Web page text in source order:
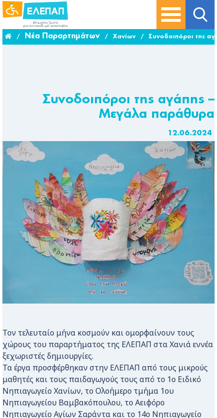
/ Νέα Παραρτημάτων / Χανίων / Συνοδοιπόροι της
Συνοδοιπόροι της αγάπης –
Μεγάλα παράθυρα
12.06.2024
Τον τελευταίο μήνα κοσμούν και ομορφαίνουν τους
χώρους του παραρτήματος της ΕΛΕΠΑΠ στα Χανιά εννέα
ξεχωριστές δημιουργίες.
Τα έργα προσφέρθηκαν στην ΕΛΕΠΑΠ από τους μικρούς
μαθητές και τους παιδαγωγούς τους από το 1ο Ειδικό
Νηπιαγωγείο Χανίων, το Ολοήμερο τμήμα 1ου
Νηπιαγωγείου Βαμβακόπουλου, το Αειφόρο
Νηπιαγωγείο Αγίων Σαράντα και το 14ο Νηπιαγωγείο